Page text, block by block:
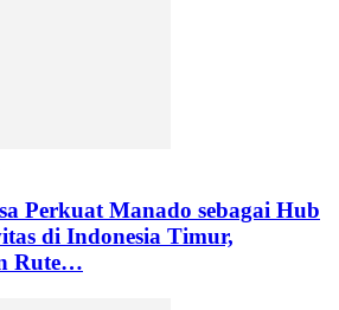
Perkuat Manado sebagai Hub
di Indonesia Timur,
Rute…